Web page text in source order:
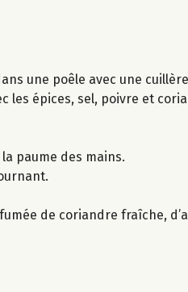
une poêle avec une
les épices, sel, poivre et
paume des mains.
de coriandre fraîche,